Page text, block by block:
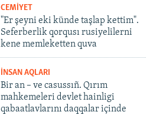
CEMİYET
"Er şeyni eki künde taşlap kettim".
Seferberlik qorqusı rusiyelilerni
kene memleketten quva
İNSAN AQLARI
Bir an – ve casussıñ. Qırım
mahkemeleri devlet hainligi
qabaatlavlarını daqqalar içinde